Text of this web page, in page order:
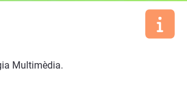
Multimèdia.